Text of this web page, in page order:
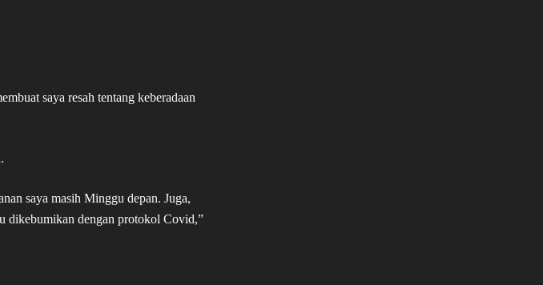
saya resah tentang keberadaan
saya masih Minggu depan. Juga,
dikebumikan dengan protokol Covid,”